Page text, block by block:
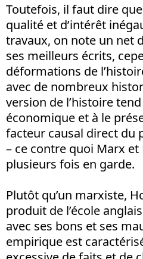
Toutefois, il faut dire
qualité et d’intérêt
travaux, on note un net
ses meilleurs écrits,
déformations de
avec de nombreux
version de l’histoire
économique et à le
facteur causal direct du
– ce contre quoi Marx et
plusieurs fois en garde.
Plutôt qu’un marxiste,
produit de l’école
avec ses bons et ses
empirique est